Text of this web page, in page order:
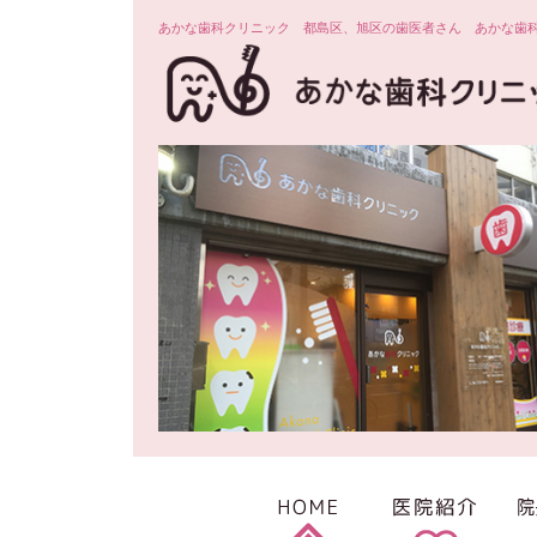
あかな歯科クリニック 都島区、旭区の歯医者さん あかな歯